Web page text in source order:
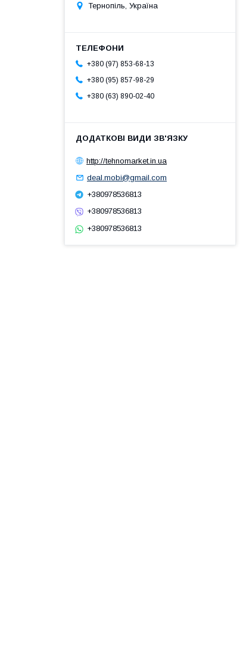
Тернопіль, Україна
+380 (97) 853-68-13
+380 (95) 857-98-29
+380 (63) 890-02-40
http://tehnomarket.in.ua
deal.mobi@gmail.com
+380978536813
+380978536813
+380978536813